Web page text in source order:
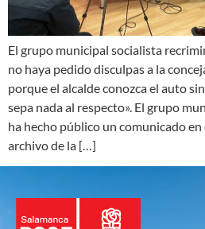
El grupo municipal socialista
no haya pedido disculpas a la
porque el alcalde conozca el auto
sepa nada al respecto». El grupo
ha hecho público un comunicado en
archivo de la […]